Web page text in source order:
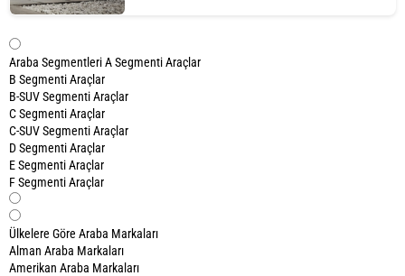
Araba SegmentleriA Segmenti Araçlar
B Segmenti Araçlar
B-SUV Segmenti Araçlar
C Segmenti Araçlar
C-SUV Segmenti Araçlar
D Segmenti Araçlar
E Segmenti Araçlar
F Segmenti Araçlar
Ülkelere Göre Araba Markaları
Alman Araba Markaları
Amerikan Araba Markaları